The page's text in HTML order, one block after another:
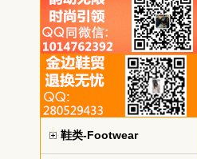
鞋类-Footwear